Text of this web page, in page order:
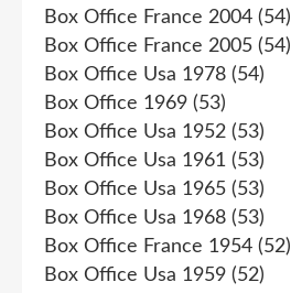
Box Office France 2004 (54)
Box Office France 2005 (54)
Box Office Usa 1978 (54)
Box Office 1969 (53)
Box Office Usa 1952 (53)
Box Office Usa 1961 (53)
Box Office Usa 1965 (53)
Box Office Usa 1968 (53)
Box Office France 1954 (52)
Box Office Usa 1959 (52)